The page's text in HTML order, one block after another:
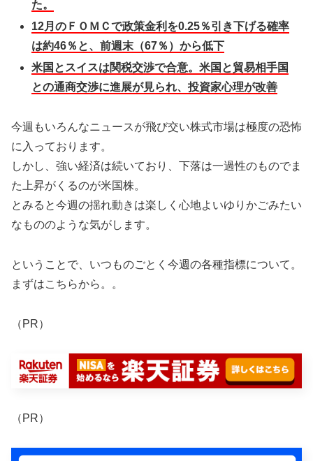
た。
12月のＦＯＭＣで政策金利を0.25％引き下げる確率
は約46％と、前週末（67％）から低下
米国とスイスは関税交渉で合意。米国と貿易相手国
との通商交渉に進展が見られ、投資家心理が改善
今週もいろんなニュースが飛び交い株式市場は極度の恐怖
に入っております。
しかし、強い経済は続いており、下落は一過性のものでま
た上昇がくるのが米国株。
とみると今週の揺れ動きは楽しく心地よいゆりかごみたい
なもののような気がします。
ということで、いつものごとく今週の各種指標について。
まずはこちらから。。
（PR）
（PR）